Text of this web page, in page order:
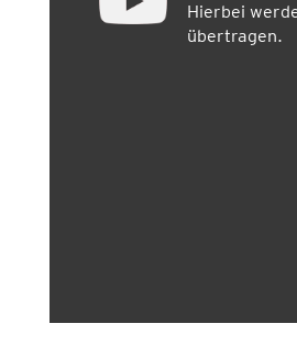
Hierbei
übertragen.